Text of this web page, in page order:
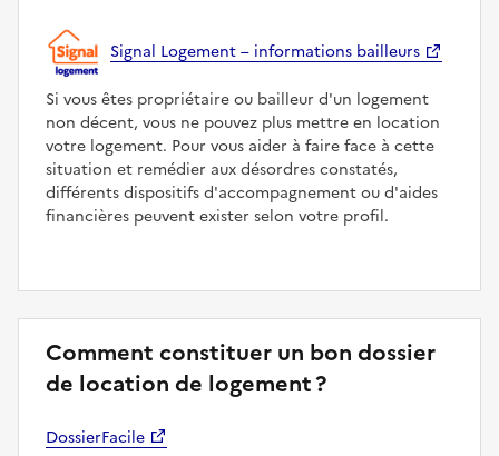
Signal Logement – informations bailleurs
Si vous êtes propriétaire ou bailleur d'un logement
non décent, vous ne pouvez plus mettre en location
votre logement. Pour vous aider à faire face à cette
situation et remédier aux désordres constatés,
différents dispositifs d'accompagnement ou d'aides
financières peuvent exister selon votre profil.
Comment constituer un bon dossier
de location de logement ?
DossierFacile